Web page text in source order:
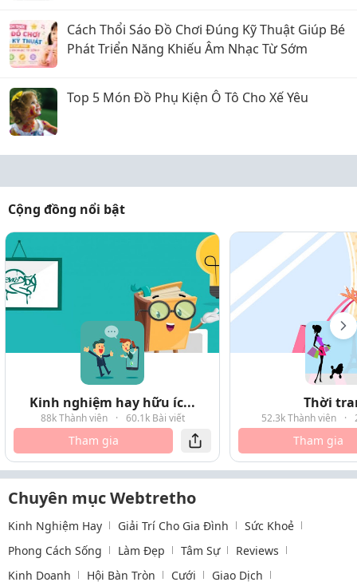
Cách Thổi Sáo Đồ Chơi Đúng Kỹ Thuật Giúp Bé
Phát Triển Năng Khiếu Âm Nhạc Từ Sớm
Top 5 Món Đồ Phụ Kiện Ô Tô Cho Xế Yêu
Cộng đồng nổi bật
Kinh nghiệm hay hữu íc...
88k Thành viên · 60.1k Bài viết
Tham gia
Thời
52.3k Thành viên ·
Tham gia
Chuyên mục Webtretho
Kinh Nghiệm Hay Giải Trí Cho Gia Đình
Sức Khoẻ
Phong Cách Sống
Làm Đẹp Tâm Sự
Reviews
Kinh Doanh
Hội Bàn Tròn Cưới Giao Dịch